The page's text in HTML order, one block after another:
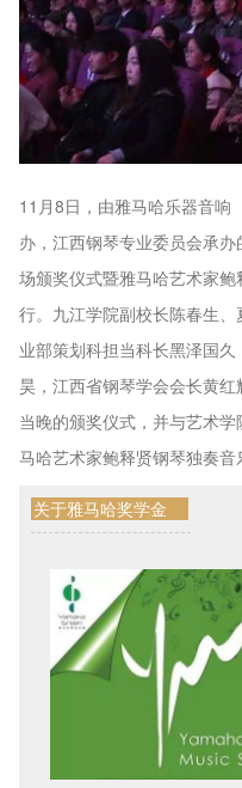
11月8日，由雅马哈乐器音响
办，江西钢琴专业委员会承
场颁奖仪式暨雅马哈艺术家
行。九江学院副校长陈春生
业部策划科担当科长黑泽国
昊，江西省钢琴学会会长黄
当晚的颁奖仪式，并与艺术
马哈艺术家鲍释贤钢琴独奏音
关于雅马哈奖学金